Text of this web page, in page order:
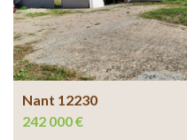
Nant 12230
242 000 €